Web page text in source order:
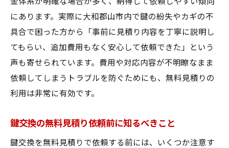
ス
鍵交換で実現できる大和郡山市の防犯強化
策
鍵交換を通じた防犯対策の効果と大和郡山
市
無料見積もりなら納得の鍵交換が実現できる
にあります。実際に大和郡山市内で鍵の紛失やカギの不
具合で困った方から「事前に見積り内容を丁寧に説明し
てもらい、追加費用もなく安心して依頼できた」という
声も寄せられています。費用や対応内容が不明瞭なまま
依頼してしまうトラブルを防ぐためにも、無料見積りの
利用は非常に有効です。
鍵交換の無料見積り依頼前に知るべきこと
鍵交換を無料見積りで依頼する前には、いくつか注意す